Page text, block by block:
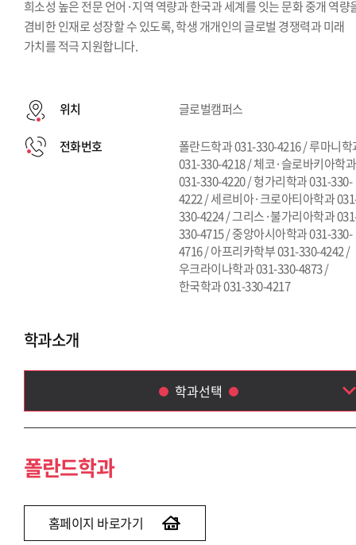
희소성 높은 전문 언어·지역 역량과 한국과 세계를 잇는 문화 중개 역량
겸비한 인재로 성장할 수 있도록, 학생 개개인의 글로벌 경쟁력과 미래
가치를 적극 지원합니다.
위치 글로벌캠퍼스
전화번호
폴란드학과 031-330-4216 / 루마니학
031-330-4218 / 체코·슬로바키아학과
031-330-4220 / 헝가리학과 031-330-
4222 / 세르비아·크로아티아학과
330-4224 / 그리스·불가리아학과
330-4715 / 중앙아시아학과 031-330-
4716 / 아프리카학부 031-330-4242 /
우크라이나학과 031-330-4873 /
한국학과 031-330-4217
학과소개
학과선택
폴란드학과
세르비아·크로아티아학과
그리스·불가리아학과
폴란드학과
홈페이지 바로가기